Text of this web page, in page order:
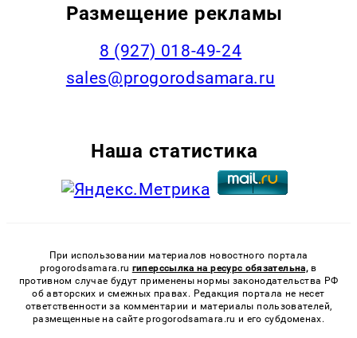
Размещение рекламы
8 (927) 018-49-24
sales@progorodsamara.ru
Наша статистика
При использовании материалов новостного портала
progorodsamara.ru гиперссылка на ресурс обязательна, в
противном случае будут применены нормы законодательства РФ
об авторских и смежных правах. Редакция портала не несет
ответственности за комментарии и материалы пользователей,
размещенные на сайте progorodsamara.ru и его субдоменах.